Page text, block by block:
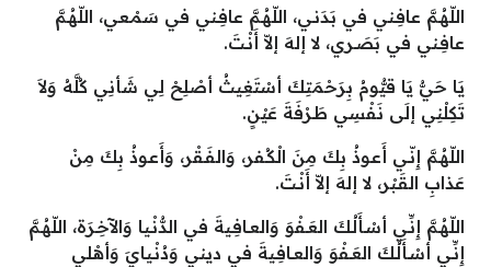
اللّهُـمَّ عافِـني في بَدَنـي، اللّهُـمَّ عافِـني في سَمْـعي، اللّهُـمَّ
عافِـني في بَصَـري، لا إلهَ إلاّ أَنْـتَ.
يَا حَيُّ يَا قيُّومُ بِرَحْمَتِكَ أسْتَغِيثُ أصْلِحْ لِي شَأنِي كُلَّهُ وَلاَ
تَكِلْنِي إلَى نَفْسِي طَـرْفَةَ عَيْنٍ.
اللّهُـمَّ إِنّـي أَعـوذُ بِكَ مِنَ الْكُـفر، وَالفَـقْر، وَأَعـوذُ بِكَ مِنْ
عَذابِ القَـبْر، لا إلهَ إلاّ أَنْـتَ.
اللّهُـمَّ إِنِّـي أسْـأَلُـكَ العَـفْوَ وَالعـافِـيةَ في الدُّنْـيا وَالآخِـرَة، اللّهُـمَّ
إِنِّـي أسْـأَلُـكَ العَـفْوَ وَالعـافِـيةَ في ديني وَدُنْـيايَ وَأهْـلي